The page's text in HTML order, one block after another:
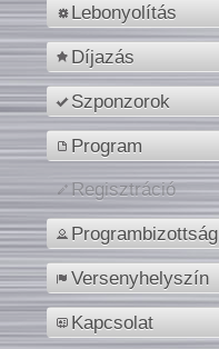
Lebonyolítás
Díjazás
Szponzorok
Program
Regisztráció
Programbizottság
Versenyhelyszín
Kapcsolat